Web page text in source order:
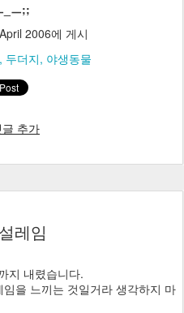
_ㅡ;;
2006에 게시
두더지 야생동물
글 추가
설레임
지 내렸습니다.
을 느끼는 것일거라 생각하지 마